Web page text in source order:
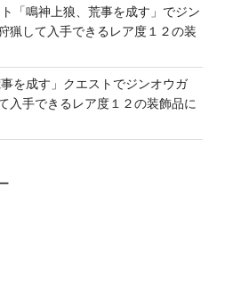
「鳴神上狼、荒事を成す」でジン
猟して入手できるレア度１２の装
を成す」クエストでジンオウガ
入手できるレア度１２の装飾品に